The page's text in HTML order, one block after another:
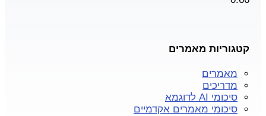
קטגוריות מאמרים
מאמרים
מדריכים
סיכומי AI לדוגמא
סיכומי מאמרים אקדמיים